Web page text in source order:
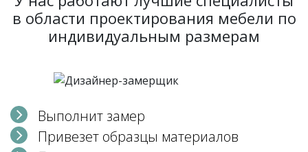
в области проектирования мебели по
индивидуальным размерам
Выполнит замер
Привезет образцы материалов